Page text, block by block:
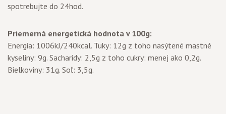
spotrebujte do 24hod.
Priemerná energetická hodnota v 100g:
Energia: 1006kJ/240kcal. Tuky: 12g z toho nasýtené mastné
kyseliny: 9g. Sacharidy: 2,5g z toho cukry: menej ako 0,2g.
Bielkoviny: 31g. Soľ: 3,5g.